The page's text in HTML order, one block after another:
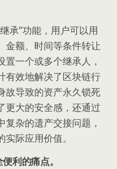
承”功能，用户可以用
金额、时间等条件转让
一个或多个继承人，
有效地解决了区块链行
故导致的资产永久锁死
更大的安全感，还通过
杂的遗产交接问题，
际应用价值。
利的痛点。